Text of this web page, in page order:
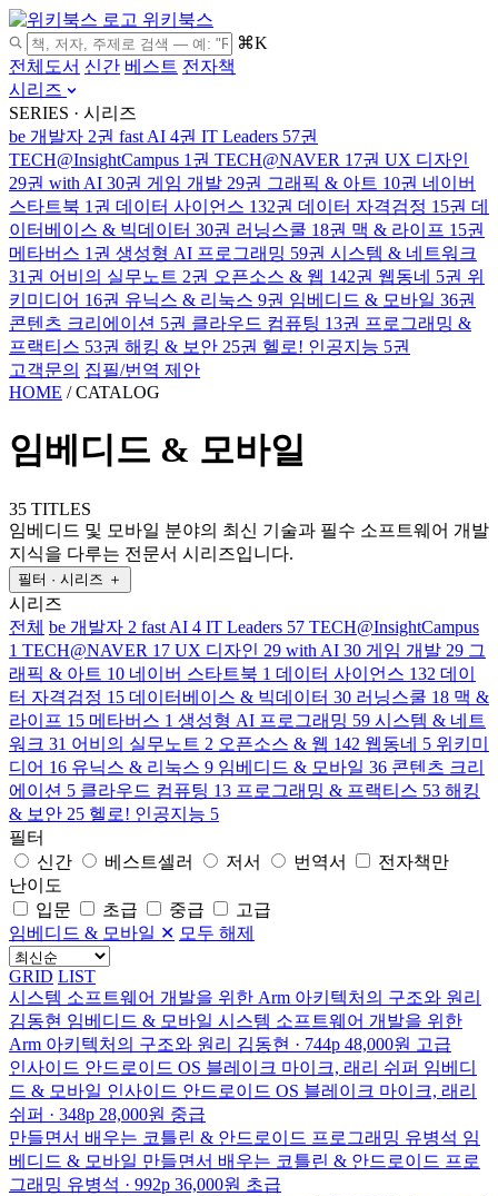
위키북스
⌘K
전체도서 신간 베스트 전자책
시리즈
SERIES · 시리즈
be 개발자 2권 fast AI 4권 IT Leaders 57권
TECH@InsightCampus 1권 TECH@NAVER 17권 UX 디자인
29권 with AI 30권 게임 개발 29권 그래픽 & 아트 10권 네이버
스타트북 1권 데이터 사이언스 132권 데이터 자격검정 15권 데
이터베이스 & 빅데이터 30권 러닝스쿨 18권 맥 & 라이프 15권
메타버스 1권 생성형 AI 프로그래밍 59권 시스템 & 네트워크
31권 어비의 실무노트 2권 오픈소스 & 웹 142권 웹동네 5권 위
키미디어 16권 유닉스 & 리눅스 9권 임베디드 & 모바일 36권
콘텐츠 크리에이션 5권 클라우드 컴퓨팅 13권 프로그래밍 &
프랙티스 53권 해킹 & 보안 25권 헬로! 인공지능 5권
고객문의 집필/번역 제안
HOME / CATALOG
임베디드 & 모바일
35 TITLES
임베디드 및 모바일 분야의 최신 기술과 필수 소프트웨어 개발
지식을 다루는 전문서 시리즈입니다.
필터 · 시리즈 ＋
시리즈
전체 be 개발자 2 fast AI 4 IT Leaders 57 TECH@InsightCampus
1 TECH@NAVER 17 UX 디자인 29 with AI 30 게임 개발 29 그
래픽 & 아트 10 네이버 스타트북 1 데이터 사이언스 132 데이
터 자격검정 15 데이터베이스 & 빅데이터 30 러닝스쿨 18 맥 &
라이프 15 메타버스 1 생성형 AI 프로그래밍 59 시스템 & 네트
워크 31 어비의 실무노트 2 오픈소스 & 웹 142 웹동네 5 위키미
디어 16 유닉스 & 리눅스 9 임베디드 & 모바일 36 콘텐츠 크리
에이션 5 클라우드 컴퓨팅 13 프로그래밍 & 프랙티스 53 해킹
& 보안 25 헬로! 인공지능 5
필터
신간
베스트셀러 저서 번역서
전자책만
난이도
입문
초급 중급
고급
임베디드 & 모바일 ✕ 모두 해제
GRID LIST
시스템 소프트웨어 개발을 위한 Arm 아키텍처의 구조와 원리
김동현 임베디드 & 모바일 시스템 소프트웨어 개발을 위한
Arm 아키텍처의 구조와 원리 김동현 · 744p 48,000원 고급
인사이드 안드로이드 OS 블레이크 마이크, 래리 쉬퍼 임베디
드 & 모바일 인사이드 안드로이드 OS 블레이크 마이크, 래리
쉬퍼 · 348p 28,000원 중급
만들면서 배우는 코틀린 & 안드로이드 프로그래밍 유병석 임
베디드 & 모바일 만들면서 배우는 코틀린 & 안드로이드 프로
그래밍 유병석 · 992p 36,000원 초급